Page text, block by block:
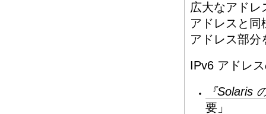
広大なアド
アドレスと
アドレス部分
IPv6 アドレ
『Solaris
要」